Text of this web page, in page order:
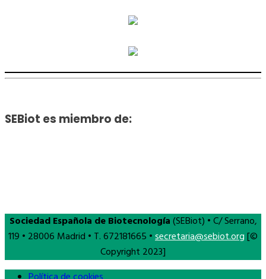
SEBiot es miembro de:
Sociedad Española de Biotecnología(SEBiot) • C/ Serrano,
119 • 28006 Madrid • T. 672181665 •secretaria@sebiot.org[©
Copyright 2023]